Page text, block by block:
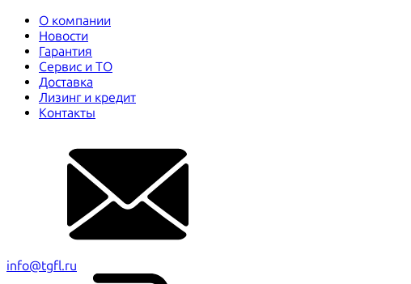
О компании
Новости
Гарантия
Сервис и ТО
Доставка
Лизинг и кредит
Контакты
info@tgfl.ru